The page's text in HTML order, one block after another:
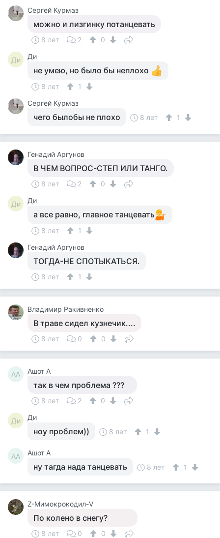
Сергей Курмаз
можно и лизгинку потанцевать
8 лет 2 0
Ди Ди
не умею, но было бы неплохо
8 лет
1
Сергей Курмаз
чего былобы не плохо 8 лет 1
Генадий Аргунов
В ЧЕМ ВОПРОС-СТЕП ИЛИ ТАНГО.
8 лет 2 0
Ди Ди
а все равно, главное танцевать
8 лет
1
Генадий Аргунов
ТОГДА-НЕ СПОТЫКАТЬСЯ.
8 лет 1
Владимир Ракивненко
В траве сидел кузнечик....
8 лет 0 0
АА Ашот А
так в чем проблема ???
8 лет 2 0
Ди Ди
ноу проблем)) 8 лет 1
АА Ашот А
ну тагда нада танцевать 8 лет 1
Z-Мимокрокодил-V
По колено в снегу?
8 лет 0 0